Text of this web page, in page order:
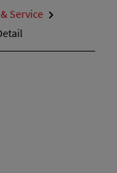
Service